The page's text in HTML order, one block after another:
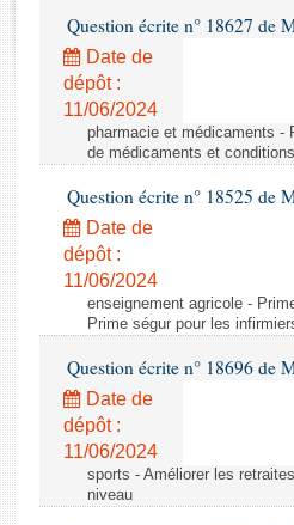
Rapports législatifs
Rapports sur l'application des lois
Baromètre de l’application des lois
Dossiers législatifs
Budget et sécurité sociale
Questions écrites et orales
Comptes rendus des débats
Question écrite n° 18627 de
Date de
dépôt :
11/06/2024
pharmacie et médicaments -
de médicaments et
Question écrite n° 18525 de
Date de
dépôt :
11/06/2024
enseignement agricole -
Prime ségur pour les
Question écrite n° 18696 de
Date de
dépôt :
11/06/2024
sports - Améliorer les
niveau